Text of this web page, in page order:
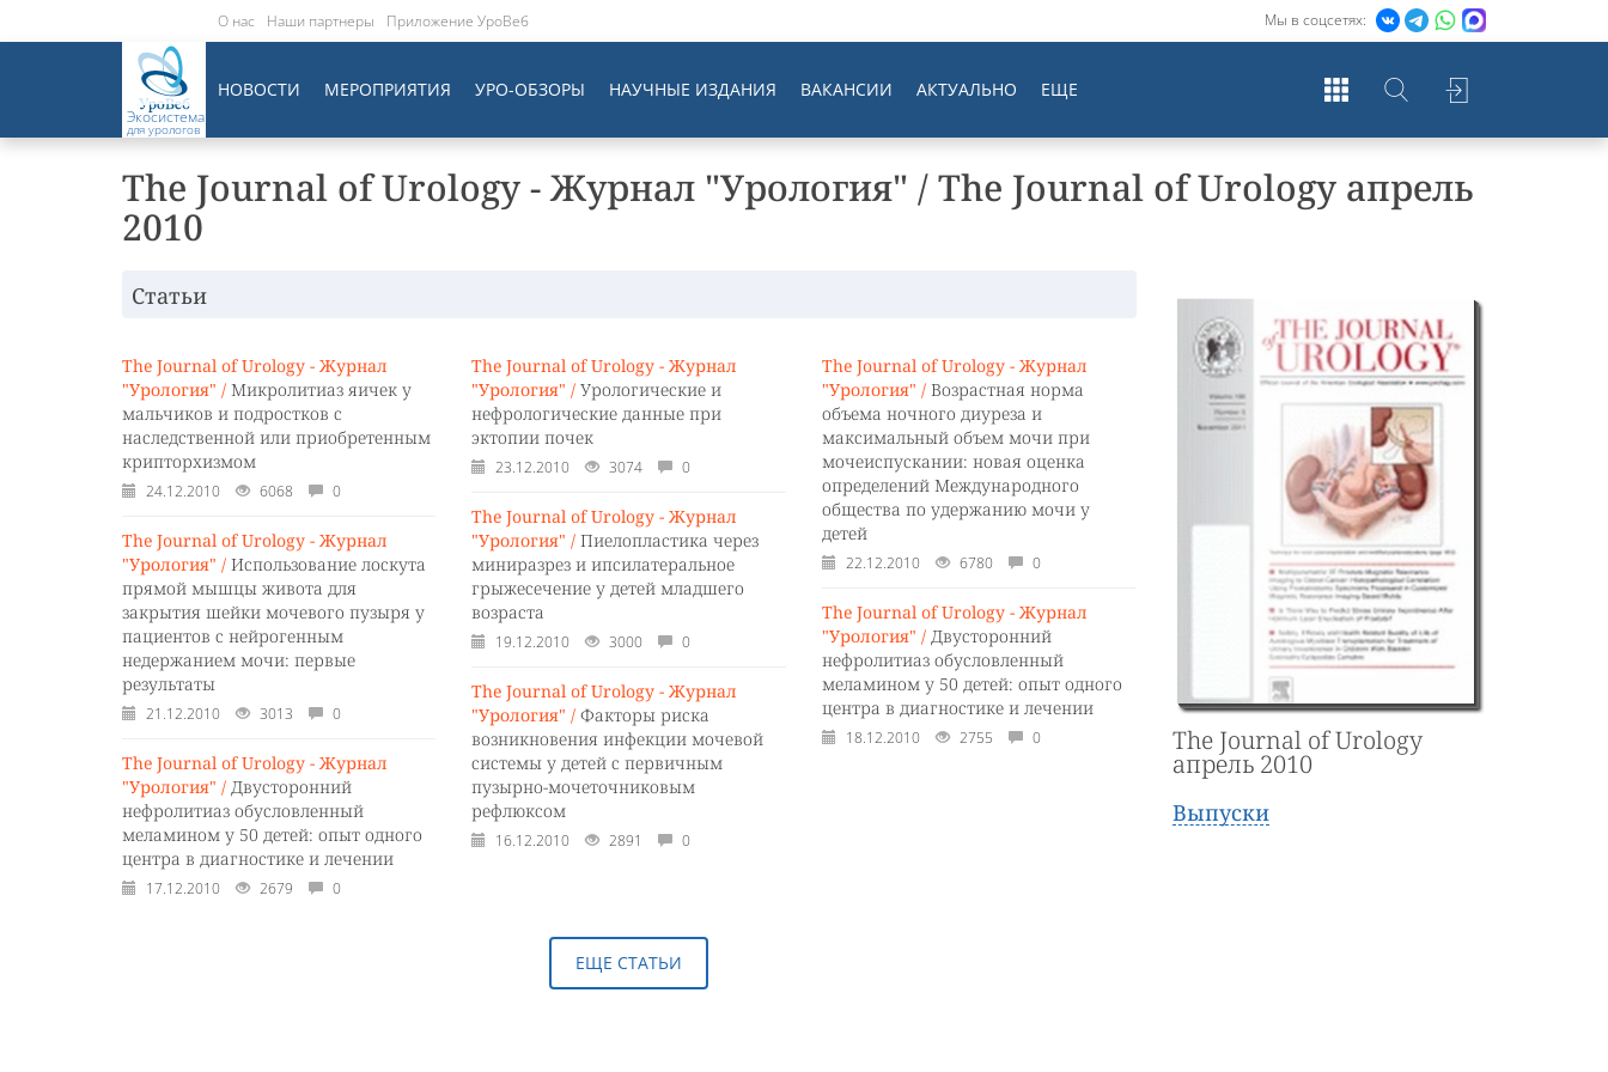
Мы в соцсетях:
О нас Наши партнеры Приложение УроВеб
Экосистема
для урологов
НОВОСТИ МЕРОПРИЯТИЯ УРО-ОБЗОРЫ НАУЧНЫЕ ИЗДАНИЯ ВАКАНСИИ АКТУАЛЬНО ЕЩЕ
The Journal of Urology - Журнал "Урология" / The Journal of Urology апрель
2010
Статьи
The Journal of Urology - Журнал
"Урология" / Микролитиаз яичек у
мальчиков и подростков с
наследственной или приобретенным
крипторхизмом
24.12.2010 6068 0
The Journal of Urology - Журнал
"Урология" / Использование лоскута
прямой мышцы живота для
закрытия шейки мочевого пузыря у
пациентов с нейрогенным
недержанием мочи: первые
результаты
21.12.2010 3013 0
The Journal of Urology - Журнал
"Урология" / Двусторонний
нефролитиаз обусловленный
меламином у 50 детей: опыт одного
центра в диагностике и лечении
17.12.2010 2679 0
The Journal of Urology - Журнал
"Урология" / Урологические и
нефрологические данные при
эктопии почек
23.12.2010 3074 0
The Journal of Urology - Журнал
"Урология" / Пиелопластика через
миниразрез и ипсилатеральное
грыжесечение у детей младшего
возраста
19.12.2010 3000 0
The Journal of Urology - Журнал
"Урология" / Факторы риска
возникновения инфекции мочевой
системы у детей с первичным
пузырно-мочеточниковым
рефлюксом
16.12.2010 2891 0
The Journal of Urology - Журнал
"Урология" / Возрастная норма
объема ночного диуреза и
максимальный объем мочи при
мочеиспускании: новая оценка
определений Международного
общества по удержанию мочи у
детей
22.12.2010 6780 0
The Journal of Urology - Журнал
"Урология" / Двусторонний
нефролитиаз обусловленный
меламином у 50 детей: опыт одного
центра в диагностике и лечении
18.12.2010 2755 0
ЕЩЕ СТАТЬИ
The Journal of Urology
апрель 2010
Выпуски